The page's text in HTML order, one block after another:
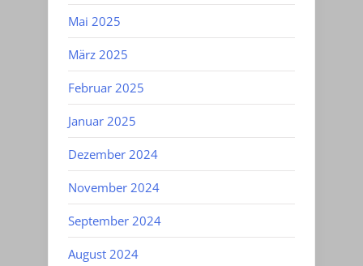
Mai 2025
März 2025
Februar 2025
Januar 2025
Dezember 2024
November 2024
September 2024
August 2024